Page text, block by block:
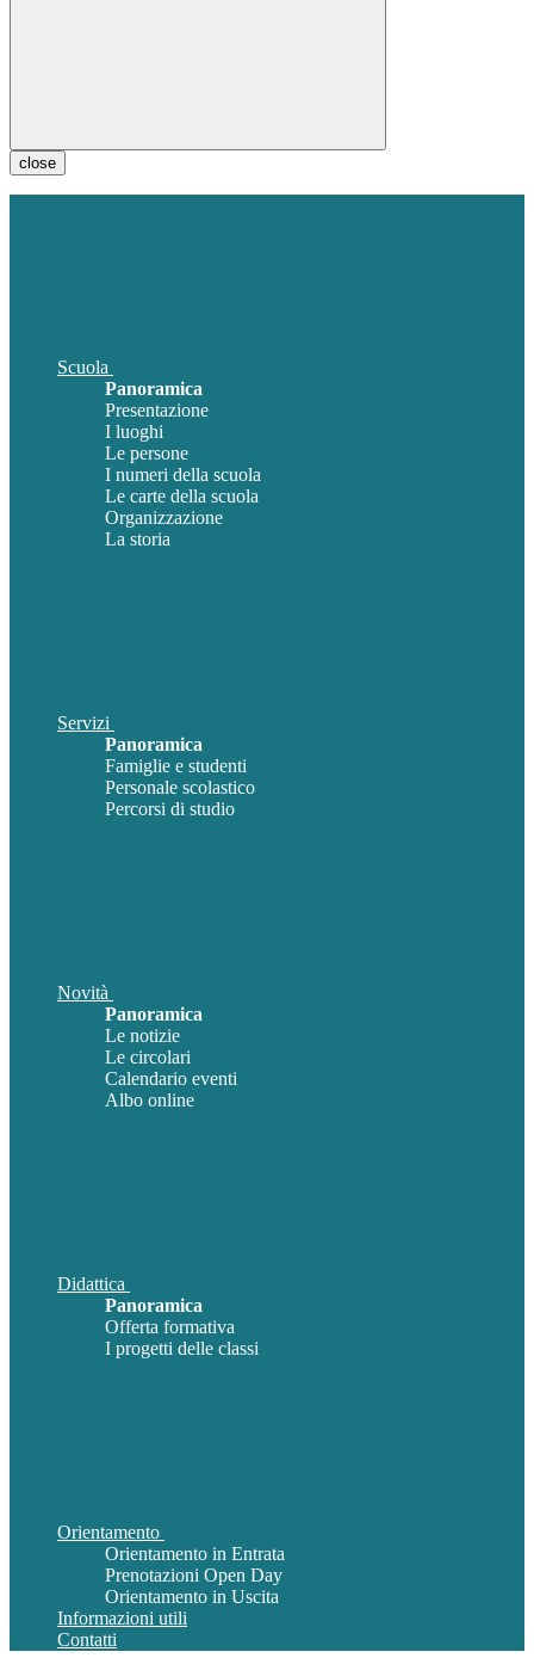
close
Scuola
Panoramica
Presentazione
I luoghi
Le persone
I numeri della scuola
Le carte della scuola
Organizzazione
La storia
Servizi
Panoramica
Famiglie e studenti
Personale scolastico
Percorsi di studio
Novità
Panoramica
Le notizie
Le circolari
Calendario eventi
Albo online
Didattica
Panoramica
Offerta formativa
I progetti delle classi
Orientamento
Orientamento in Entrata
Prenotazioni Open Day
Orientamento in Uscita
Informazioni utili
Contatti